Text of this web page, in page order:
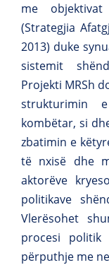
me
(Strategjia
2013) duke
sistemit
Projekti MRSh
strukturimin
kombëtar, si
zbatimin e
të nxisë dhe
aktorëve
politikave
Vlerësohet
procesi
përputhje me